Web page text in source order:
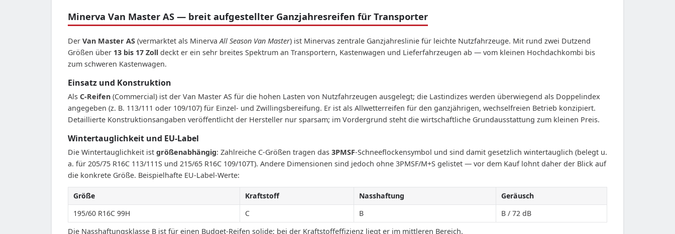
Minerva Van Master AS — breit aufgestellter Ganzjahresreifen für Transporter
Der Van Master AS (vermarktet als MinervaAll Season Van Master) ist Minervas zentrale Ganzjahreslinie für leichte Nutzfahrzeuge. Mit rund zwei Dutzend
Größen über 13 bis 17 Zoll deckt er ein sehr breites Spektrum an Transportern, Kastenwagen und Lieferfahrzeugen ab — vom kleinen Hochdachkombi bis
zum schweren Kastenwagen.
Einsatz und Konstruktion
Als C-Reifen (Commercial) ist der Van Master AS für die hohen Lasten von Nutzfahrzeugen ausgelegt; die Lastindizes werden überwiegend als Doppelindex
angegeben (z. B. 113/111 oder 109/107) für Einzel- und Zwillingsbereifung. Er ist als Allwetterreifen für den ganzjährigen, wechselfreien Betrieb konzipiert.
Detaillierte Konstruktionsangaben veröffentlicht der Hersteller nur sparsam; im Vordergrund steht die wirtschaftliche Grundausstattung zum kleinen Preis.
Wintertauglichkeit und EU-Label
Die Wintertauglichkeit ist größenabhängig: Zahlreiche C-Größen tragen das 3PMSF-Schneeflockensymbol und sind damit gesetzlich wintertauglich (belegt u.
a. für 205/75 R16C 113/111S und 215/65 R16C 109/107T). Andere Dimensionen sind jedoch ohne 3PMSF/M+S gelistet — vor dem Kauf lohnt daher der Blick auf
die konkrete Größe. Beispielhafte EU-Label-Werte:
Größe Kraftstoff Nasshaftung
Geräusch
195/60 R16C 99H
C B
B / 72 dB
Die Nasshaftungsklasse B ist für einen Budget-Reifen solide; bei der Kraftstoffeffizienz liegt er im mittleren Bereich.